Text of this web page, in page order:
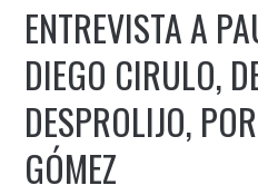
ENTREVISTA A
DIEGO CIRULO,
DESPROLIJO,
GÓMEZ